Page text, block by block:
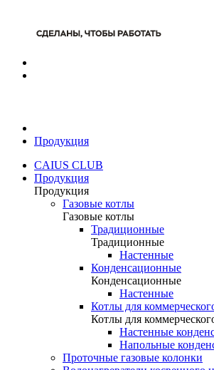
Продукция
CAIUS CLUB
Продукция
Продукция
Газовые котлы
Газовые котлы
Традиционные
Традиционные
Настенные
Конденсационные
Конденсационные
Настенные
Котлы для
Котлы для
Настенные
Напольные
Проточные газовые колонки